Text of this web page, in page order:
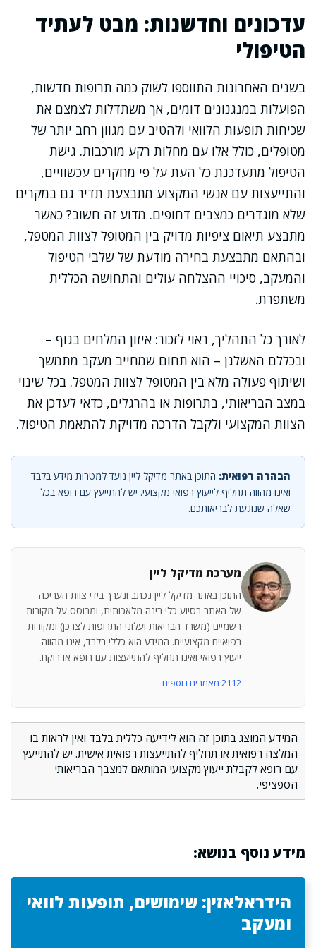
עדכונים וחדשנות: מבט לעתיד
הטיפולי
בשנים האחרונות התווספו לשוק כמה תרופות חדשות,
הפועלות במנגנונים דומים, אך משתדלות לצמצם את
שכיחות תופעות הלוואי ולהטיב עם מגוון רחב יותר של
מטופלים, כולל אלו עם מחלות רקע מורכבות. גישת
הטיפול מתעדכנת כל העת על פי מחקרים עכשוויים,
והתייעצות עם אנשי המקצוע מתבצעת תדיר גם במקרים
שלא מוגדרים כמצבים דחופים. מדוע זה חשוב? כאשר
מתבצע תיאום ציפיות מדויק בין המטופל לצוות המטפל,
ובהתאם מתבצעת בחירה מודעת של שלבי הטיפול
והמעקב, סיכויי ההצלחה עולים והתחושה הכללית
משתפרת.
לאורך כל התהליך, ראוי לזכור: איזון המלחים בגוף –
ובכללם האשלגן – הוא תחום שמחייב מעקב מתמשך
ושיתוף פעולה מלא בין המטופל לצוות המטפל. בכל שינוי
במצב הבריאותי, בתרופות או בהרגלים, כדאי לעדכן את
הצוות המקצועי ולקבל הדרכה מדויקת להתאמת הטיפול.
הבהרה רפואית: התוכן באתר מדיקל ליין נועד למטרות מידע בלבד
ואינו מהווה תחליף לייעוץ רפואי מקצועי. יש להתייעץ עם רופא בכל
שאלה שנוגעת לבריאותכם.
מערכת מדיקל ליין
התוכן באתר מדיקל ליין נכתב ונערך בידי צוות העריכה
של האתר בסיוע כלי בינה מלאכותית, ומבוסס על מקורות
רשמיים (משרד הבריאות ועלוני התרופות לצרכן) ומקורות
רפואיים מקצועיים. המידע הוא כללי בלבד, אינו מהווה
ייעוץ רפואי ואינו תחליף להתייעצות עם רופא או רוקח.
2112 מאמרים נוספים
המידע המוצג בתוכן זה הוא לידיעה כללית בלבד ואין לראות בו
המלצה רפואית או תחליף להתייעצות רפואית אישית. יש להתייעץ
עם רופא לקבלת ייעוץ מקצועי המותאם למצבך הבריאותי
הספציפי.
מידע נוסף בנושא:
הידראלאזין: שימושים, תופעות לוואי
ומעקב